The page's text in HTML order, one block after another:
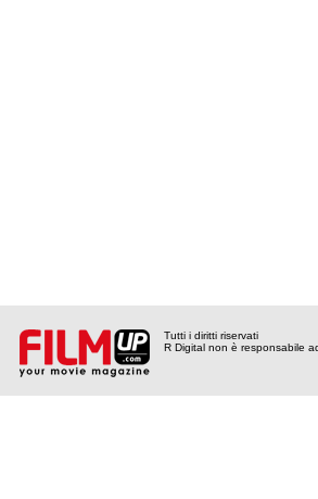
Tutti i diritti riservati
R Digital non è responsabile